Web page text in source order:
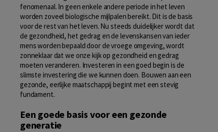
fenomenaal. In geen enkele andere periode in het leven
worden zoveel biologische mijlpalen bereikt. Dit is de basis
voor de rest van het leven. Nu steeds duidelijker wordt dat
de gezondheid, het gedrag en de levenskansen van ieder
mens worden bepaald door de vroege omgeving, wordt
zonneklaar dat we onze kijk op gezondheid en gedrag
moeten veranderen. Investeren in een goed begin is de
slimste investering die we kunnen doen. Bouwen aan een
gezonde, eerlijke maatschappij begint met een stevig
fundament.
Een goede basis voor een gezonde
generatie